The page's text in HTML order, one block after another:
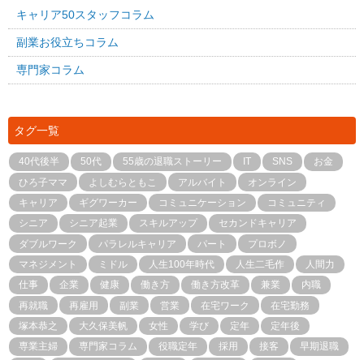
キャリア50スタッフコラム
副業お役立ちコラム
専門家コラム
タグ一覧
40代後半 50代 55歳の退職ストーリー IT SNS
お金
ひろ子ママ
よしむらともこ アルバイト
オンライン
キャリア
ギグワーカー コミュニケーション
コミュニティ
シニア
シニア起業 スキルアップ
セカンドキャリア
ダブルワーク
パラレルキャリア パート
プロボノ
マネジメント
ミドル 人生100年時代 人生二毛作
人間力
仕事
企業 健康 働き方 働き方改革 兼業
内職
再就職
再雇用 副業 営業 在宅ワーク
在宅勤務
塚本恭之
大久保美帆 女性 学び 定年
定年後
専業主婦
専門家コラム 役職定年 採用 接客
早期退職